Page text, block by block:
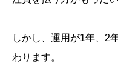
しかし、運用が1年、2
わります。